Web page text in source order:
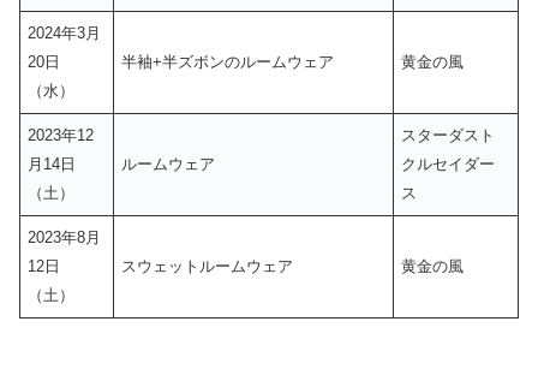
2024年3月
20日
（水）
半袖+半ズボンのルームウェア 黄金の風
2023年12
月14日
（土）
ルームウェア
スターダスト
クルセイダー
ス
2023年8月
12日
（土）
スウェットルームウェア 黄金の風